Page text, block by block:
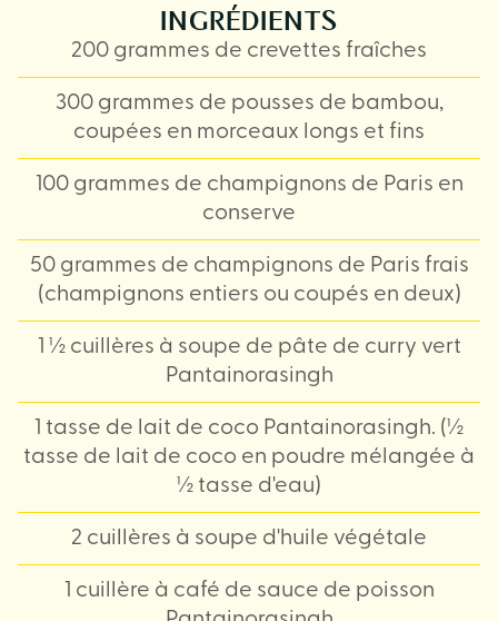
INGRÉDIENTS
200 grammes de crevettes fraîches
300 grammes de pousses de bambou,
coupées en morceaux longs et fins
100 grammes de champignons de Paris en
conserve
50 grammes de champignons de Paris frais
(champignons entiers ou coupés en deux)
1 ½ cuillères à soupe de pâte de curry vert
Pantainorasingh
1 tasse de lait de coco Pantainorasingh. (½
tasse de lait de coco en poudre mélangée à
½ tasse d'eau)
2 cuillères à soupe d'huile végétale
1 cuillère à café de sauce de poisson